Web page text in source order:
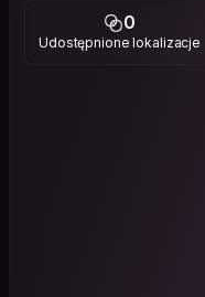
0
Udostępnione lokalizacje